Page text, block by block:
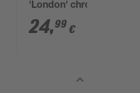
'London' chromfarben
matt gebürstet
24,99 €